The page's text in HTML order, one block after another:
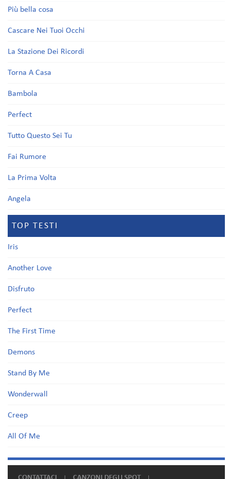
Più bella cosa
Cascare Nei Tuoi Occhi
La Stazione Dei Ricordi
Torna A Casa
Bambola
Perfect
Tutto Questo Sei Tu
Fai Rumore
La Prima Volta
Angela
TOP TESTI
Iris
Another Love
Disfruto
Perfect
The First Time
Demons
Stand By Me
Wonderwall
Creep
All Of Me